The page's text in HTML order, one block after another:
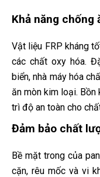
Khả năng chống
Vật liệu FRP kháng
các chất oxy hóa.
biển, nhà máy hóa
ăn mòn kim loại.
trì độ an toàn cho
Đảm bảo chất
Bề mặt trong của
cặn, rêu mốc và vi